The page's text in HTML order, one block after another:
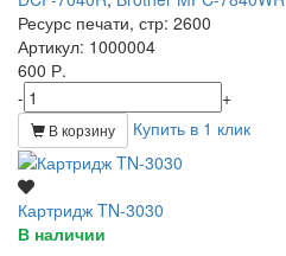
Ресурс печати, стр: 2600
Артикул: 1000004
600 Р.
-
+
В корзину Купить в 1 клик
Картридж TN-3030
В наличии